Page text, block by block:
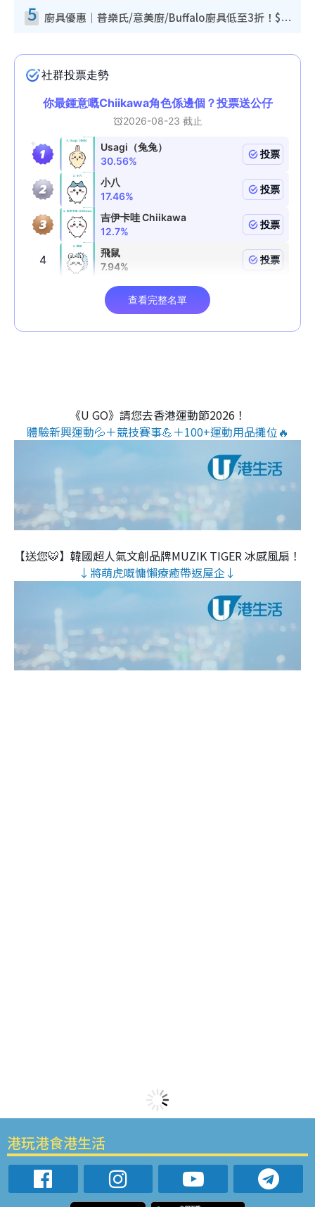
5 廚具優惠｜普樂氏/意美廚/Buffalo廚具低至3折！$89起買煎鍋／炒鑊／個人鍋 同場小家電激減至$99起
《U GO》請您去香港運動節2026！
體驗新興運動💦＋競技賽事💪＋100+運動用品攤位🔥
【送您🐯】韓國超人氣文創品牌MUZIK TIGER 冰感風扇！
↓將萌虎嘅慵懶療癒帶返屋企↓
港玩港食港生活